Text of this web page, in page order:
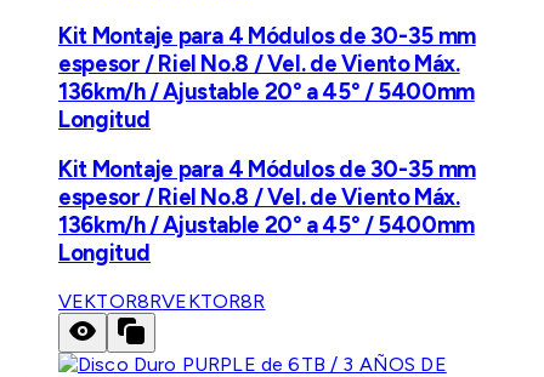
Kit Montaje para 4 Módulos de 30-35 mm
espesor / Riel No.8 / Vel. de Viento Máx.
136km/h / Ajustable 20° a 45° / 5400mm
Longitud
Kit Montaje para 4 Módulos de 30-35 mm
espesor / Riel No.8 / Vel. de Viento Máx.
136km/h / Ajustable 20° a 45° / 5400mm
Longitud
VEKTOR8RVEKTOR8R